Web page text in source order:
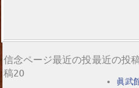
信念ページ最近の投
稿20
最近の投
眞武